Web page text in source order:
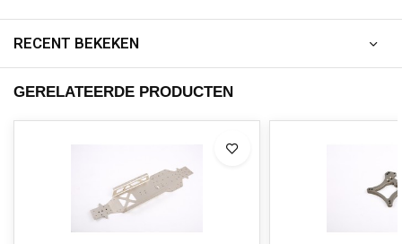
RECENT BEKEKEN
GERELATEERDE PRODUCTEN